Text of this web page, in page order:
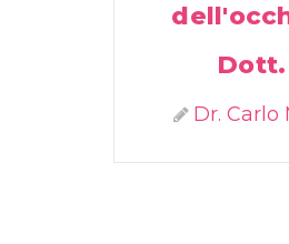
Dott.
Dr. Carlo